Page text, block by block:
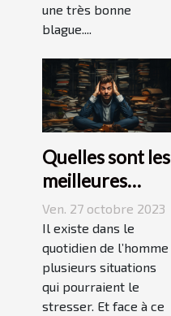
une très bonne
blague....
Quelles sont les
meilleures
techniques
pour vaincre le
stress ?
Ven. 27 octobre 2023
Il existe dans le
quotidien de l’homme
plusieurs situations
qui pourraient le
stresser. Et face à ce